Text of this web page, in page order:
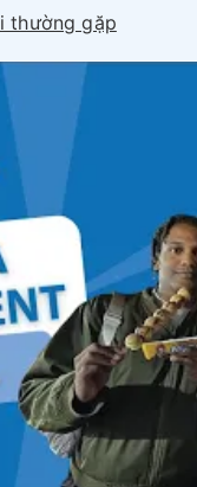
thường gặp